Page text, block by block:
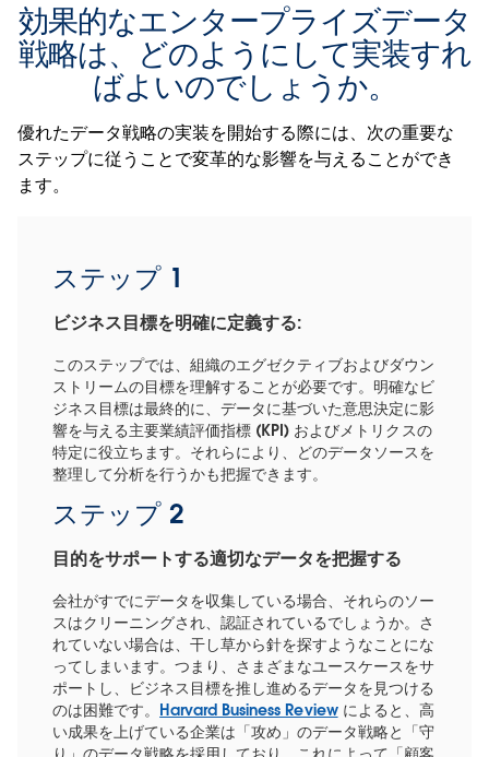
効果的なエンタープライズデータ
戦略は、どのようにして実装すれ
ばよいのでしょうか。
優れたデータ戦略の実装を開始する際には、次の重要な
ステップに従うことで変革的な影響を与えることができ
ます。
ステップ 1
ビジネス目標を明確に定義する:
このステップでは、組織のエグゼクティブおよびダウン
ストリームの目標を理解することが必要です。明確なビ
ジネス目標は最終的に、データに基づいた意思決定に影
響を与える主要業績評価指標 (KPI) およびメトリクスの
特定に役立ちます。それらにより、どのデータソースを
整理して分析を行うかも把握できます。
ステップ 2
目的をサポートする適切なデータを把握する
会社がすでにデータを収集している場合、それらのソー
スはクリーニングされ、認証されているでしょうか。さ
れていない場合は、干し草から針を探すようなことにな
ってしまいます。つまり、さまざまなユースケースをサ
ポートし、ビジネス目標を推し進めるデータを見つける
のは困難です。 Harvard Business Reviewによると、高
い成果を上げている企業は「攻め」のデータ戦略と「守